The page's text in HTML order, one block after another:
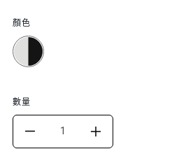
顏色
數量
DECREASEINCREASE